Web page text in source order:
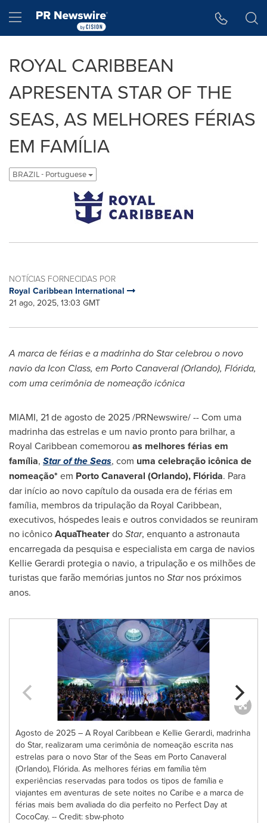
Hamburger menu
ROYAL CARIBBEAN
APRESENTA STAR OF THE
SEAS, AS MELHORES FÉRIAS
EM FAMÍLIA
BRAZIL - Portuguese
NOTÍCIAS FORNECIDAS POR
Royal Caribbean International
21 ago, 2025, 13:03 GMT
A marca de férias e a madrinha do Star celebrou o novo
navio da Icon Class, em Porto Canaveral (Orlando), Flórida,
com uma cerimônia de nomeação icônica
MIAMI, 21 de agosto de 2025/PRNewswire/ -- Com uma
madrinha das estrelas e um navio pronto para brilhar, a
Royal Caribbean comemorou as melhores férias em
família, Star of the Seas, com uma celebração icônica de
nomeação* em Porto Canaveral (Orlando), Flórida. Para
dar início ao novo capítulo da ousada era de férias em
família, membros da tripulação da Royal Caribbean,
executivos, hóspedes leais e outros convidados se reuniram
no icônicoAquaTheaterdoStar, enquanto a astronauta
encarregada da pesquisa e especialista em carga de navios
Kellie Gerardi protegia o navio, a tripulação e os milhões de
turistas que farão memórias juntos noStarnos próximos
anos.
Agosto de 2025 – A Royal Caribbean e Kellie Gerardi, madrinha
do Star, realizaram uma cerimônia de nomeação escrita nas
estrelas para o novo Star of the Seas em Porto Canaveral
(Orlando), Flórida. As melhores férias em família têm
experiências reservadas para todos os tipos de família e
viajantes em aventuras de sete noites no Caribe e a marca de
férias mais bem avaliada do dia perfeito no Perfect Day at
CocoCay. -- Credit: sbw-photo